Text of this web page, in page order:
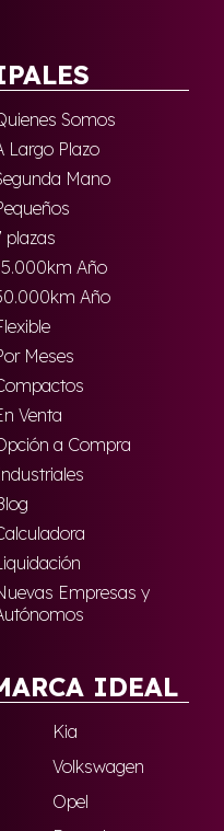
Somos
Largo Plazo
Mano
plazas
Año
Año
Meses
Venta
a Compra
Empresas y
IDEAL
Kia
Volkswagen
Opel